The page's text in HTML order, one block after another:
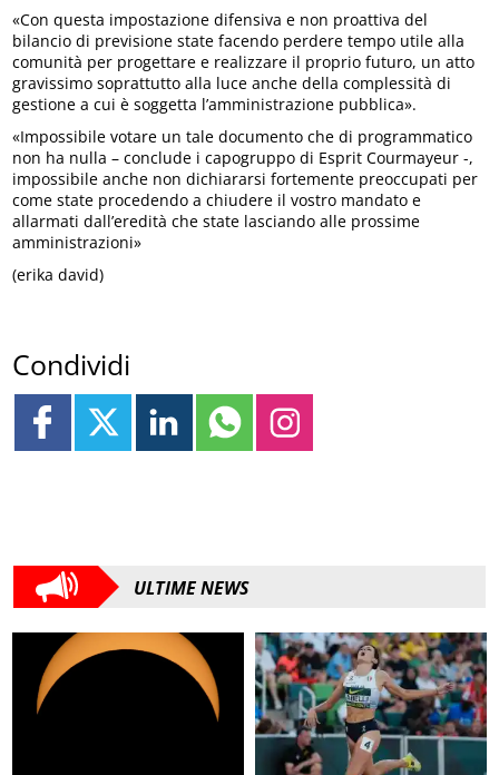
«Con questa impostazione difensiva e non proattiva del
bilancio di previsione state facendo perdere tempo utile alla
comunità per progettare e realizzare il proprio futuro, un atto
gravissimo soprattutto alla luce anche della complessità di
gestione a cui è soggetta l’amministrazione pubblica».
«Impossibile votare un tale documento che di programmatico
non ha nulla – conclude i capogruppo di Esprit Courmayeur -,
impossibile anche non dichiararsi fortemente preoccupati per
come state procedendo a chiudere il vostro mandato e
allarmati dall’eredità che state lasciando alle prossime
amministrazioni»
(erika david)
Condividi
ULTIME NEWS